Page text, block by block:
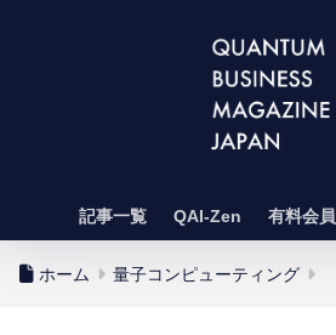
記事一覧 QAI-Zen 有料会員
ホーム 量子コンピューティング